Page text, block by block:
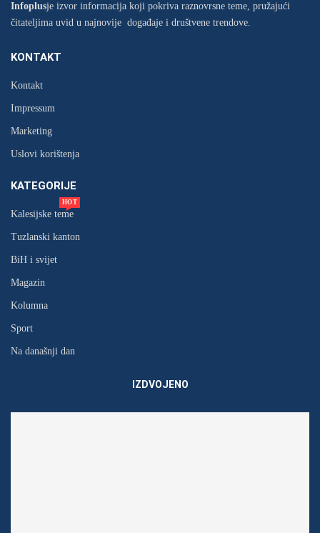
Infoplusje izvor informacija koji pokriva raznovrsne teme, pružajući
čitateljima uvid u najnovije događaje i društvene trendove.
KONTAKT
Kontakt
Impressum
Marketing
Uslovi korištenja
KATEGORIJE
Kalesijske teme
HOT
Tuzlanski kanton
BiH i svijet
Magazin
Kolumna
Sport
Na današnji dan
IZDVOJENO